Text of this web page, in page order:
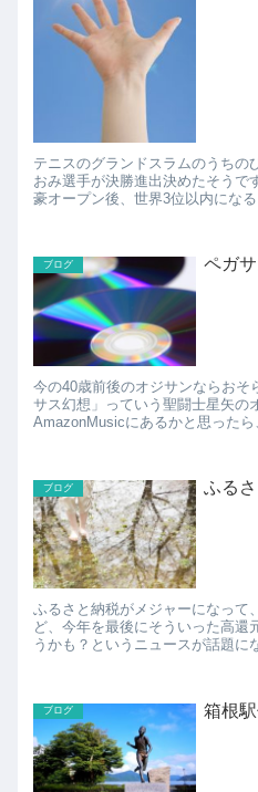
テニスのグランドスラムのうちの
おみ選手が決勝進出決めたそうです！ これで世界ランキン
豪オープン後、世界3位以内にな
ブログ ペガ
今の40歳前後のオジサンならおそ
サス幻想」っていう聖闘士星矢の
AmazonMusicにあるかと思ったら
ブログ ふる
ふるさと納税がメジャーになって
ど、今年を最後にそういった高還
うかも？というニュースが話題になってます。
ブログ 箱根